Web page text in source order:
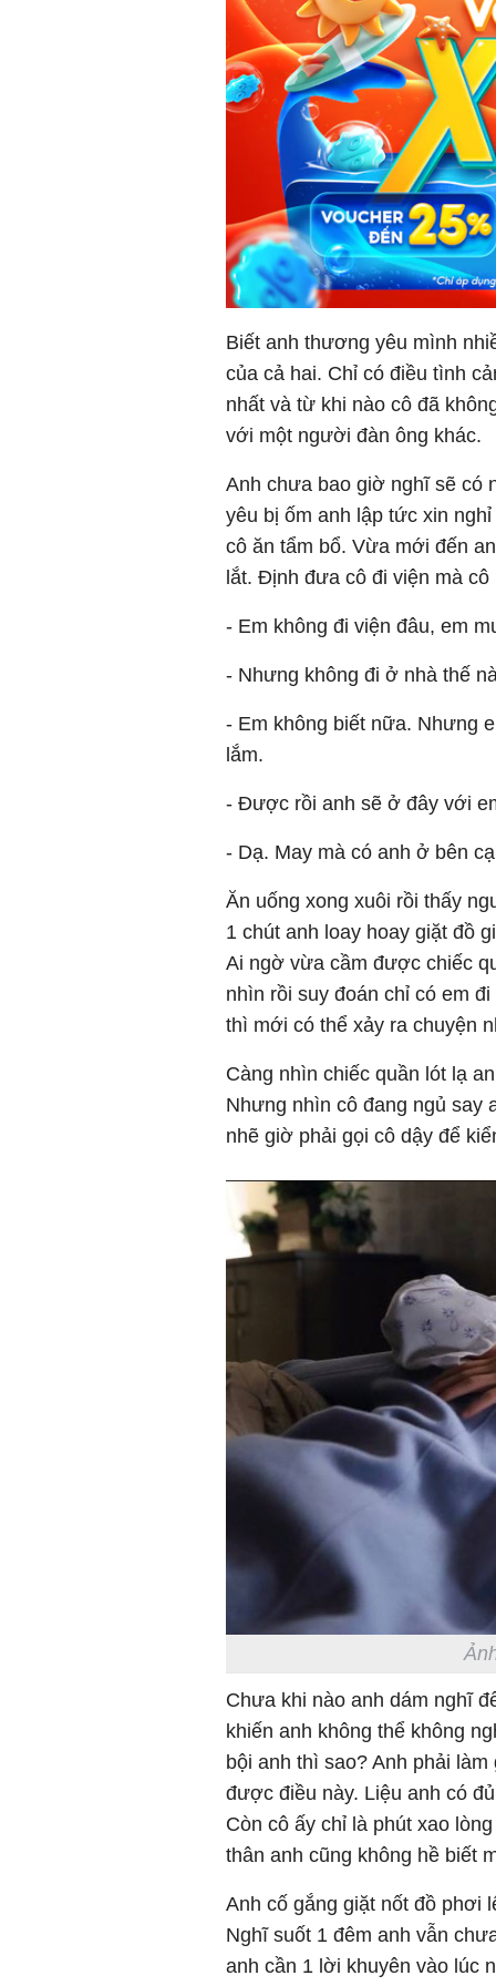
Biết anh thương yêu mình
của cả hai. Chỉ có điều tình
nhất và từ khi nào cô đã
với một người đàn ông khác.
Anh chưa bao giờ nghĩ sẽ có
yêu bị ốm anh lập tức xin
cô ăn tẩm bổ. Vừa mới đến
lắt. Định đưa cô đi viện mà cô
- Em không đi viện đâu, em
- Nhưng không đi ở nhà thế
- Em không biết nữa. Nhưng
lắm.
- Được rồi anh sẽ ở đây với
- Dạ. May mà có anh ở bên
Ăn uống xong xuôi rồi thấy
1 chút anh loay hoay giặt đồ
Ai ngờ vừa cầm được chiếc
nhìn rồi suy đoán chỉ có em
thì mới có thể xảy ra chuyện
Càng nhìn chiếc quần lót lạ
Nhưng nhìn cô đang ngủ say
nhẽ giờ phải gọi cô dậy để
Chưa khi nào anh dám nghĩ
khiến anh không thể không
bội anh thì sao? Anh phải
được điều này. Liệu anh có
Còn cô ấy chỉ là phút xao
thân anh cũng không hề biết
Anh cố gắng giặt nốt đồ phơi
Nghĩ suốt 1 đêm anh vẫn
anh cần 1 lời khuyên vào lúc